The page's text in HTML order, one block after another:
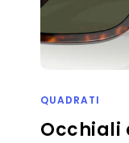
QUADRATI
Occhiali